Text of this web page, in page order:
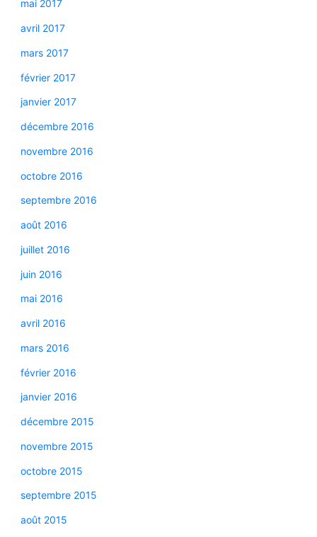
mai 2017
avril 2017
mars 2017
février 2017
janvier 2017
décembre 2016
novembre 2016
octobre 2016
septembre 2016
août 2016
juillet 2016
juin 2016
mai 2016
avril 2016
mars 2016
février 2016
janvier 2016
décembre 2015
novembre 2015
octobre 2015
septembre 2015
août 2015